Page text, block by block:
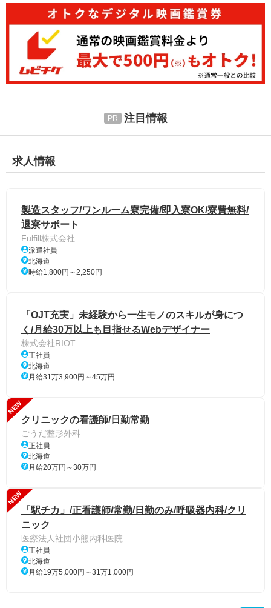
注目情報
求人情報
製造スタッフ/ワンルーム寮完備/即入寮OK/寮費無料/
退寮サポート
Fulfill株式会社
派遣社員
北海道
時給1,800円～2,250円
「OJT充実」未経験から一生モノのスキルが身につ
く/月給30万以上も目指せるWebデザイナー
株式会社RIOT
正社員
北海道
月給31万3,900円～45万円
NEW
クリニックの看護師/日勤常勤
ごうだ整形外科
正社員
北海道
月給20万円～30万円
NEW
「駅チカ」/正看護師/常勤/日勤のみ/呼吸器内科/クリ
ニック
医療法人社団小熊内科医院
正社員
北海道
月給19万5,000円～31万1,000円